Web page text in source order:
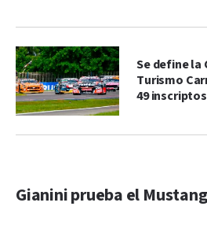
Se define la
Turismo
49
Gianini prueba el